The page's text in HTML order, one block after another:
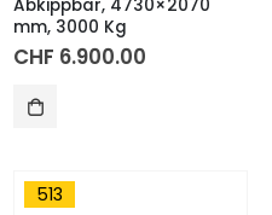
Abkippbar, 4730×2070
mm, 3000 Kg
CHF 6.900.00
513